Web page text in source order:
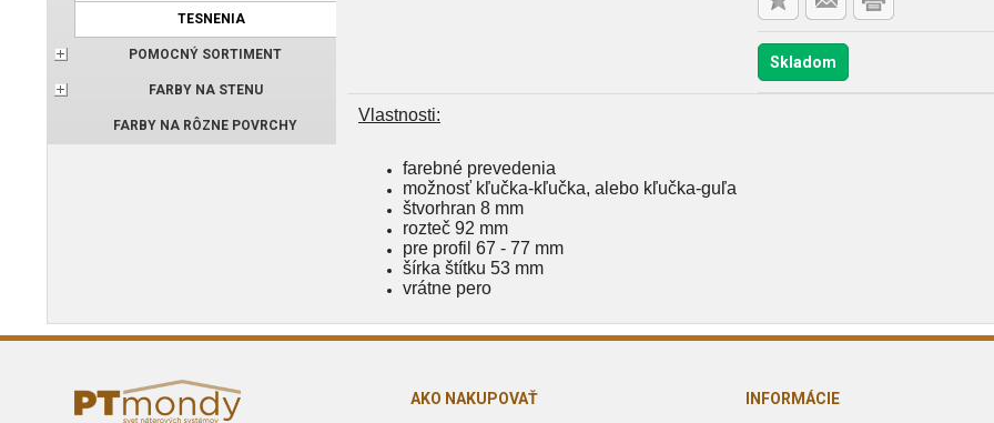
TESNENIA
POMOCNÝ SORTIMENT
FARBY NA STENU
FARBY NA RÔZNE POVRCHY
Skladom
Vlastnosti:
farebné prevedenia
možnosť kľučka-kľučka, alebo kľučka-guľa
štvorhran 8 mm
rozteč 92 mm
pre profil 67 - 77 mm
šírka štítku 53 mm
vrátne pero
AKO NAKUPOVAŤ INFORMÁCIE